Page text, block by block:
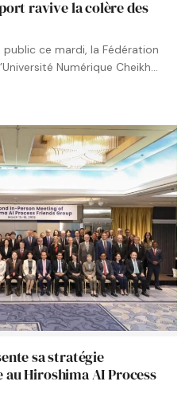
ravive la colère des
ce mardi, la Fédération
Numérique Cheikh
sa stratégie
Hiroshima AI Process